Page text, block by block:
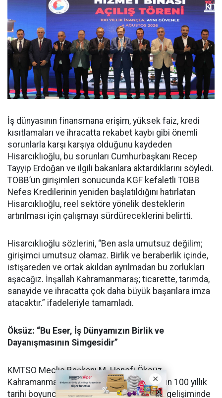
İş dünyasının finansmana erişim, yüksek faiz, kredi
kısıtlamaları ve ihracatta rekabet kaybı gibi önemli
sorunlarla karşı karşıya olduğunu kaydeden
Hisarcıklıoğlu, bu sorunları Cumhurbaşkanı Recep
Tayyip Erdoğan ve ilgili bakanlara aktardıklarını söyledi.
TOBB’un girişimleri sonucunda KGF kefaletli TOBB
Nefes Kredilerinin yeniden başlatıldığını hatırlatan
Hisarcıklıoğlu, reel sektöre yönelik desteklerin
artırılması için çalışmayı sürdüreceklerini belirtti.
Hisarcıklıoğlu sözlerini, “Ben asla umutsuz değilim;
girişimci umutsuz olamaz. Birlik ve beraberlik içinde,
istişareden ve ortak akıldan ayrılmadan bu zorlukları
aşacağız. İnşallah Kahramanmaraş; ticarette, tarımda,
sanayide ve ihracatta çok daha büyük başarılara imza
atacaktır.” ifadeleriyle tamamladı.
Öksüz: “Bu Eser, İş Dünyamızın Birlik ve
Dayanışmasının Simgesidir”
KMTSO Meclis Başkanı M. Hanefi Öksüz,
Kahramanmaraş Ticaret ve Sanayi Odasının 100 yıllık
tarihi boyunca şehrin ekonomik ve sosyal gelişiminde